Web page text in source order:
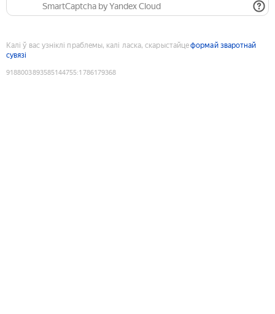
SmartCaptcha by Yandex Cloud
Калі ў вас узніклі праблемы, калі ласка, скарыстайцеформай зваротнай
сувязі
9188003893585144755:1786179368